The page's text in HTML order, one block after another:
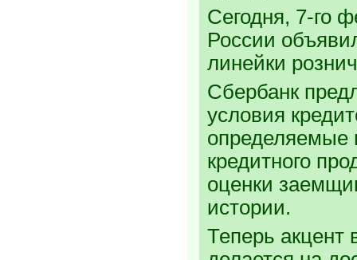
Сегодня, 7-го
России
линейки
Сбербанк
условия
определяемые
кредитного
оценки
истории.
Теперь акцент